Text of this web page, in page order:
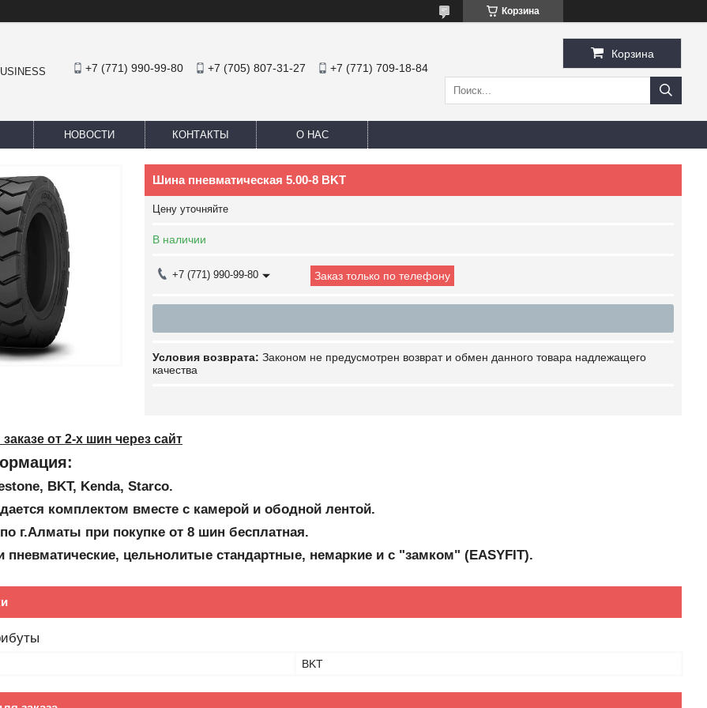
Корзина
+7 (771) 990-99-80 +7 (705) 807-31-27 +7 (771) 709-18-84
Корзина
НОВОСТИ КОНТАКТЫ О НАС
Шина пневматическая 5.00-8 BKT
Цену уточняйте
В наличии
+7 (771) 990-99-80 Заказ только по телефону
Законом не предусмотрен возврат и обмен данного товара надлежащего
качества
от 2-х шин через сайт
BKT, Kenda, Starco.
комплектом вместе с камерой и ободной лентой.
г.Алматы при покупке от 8 шин бесплатная.
пневматические, цельнолитые стандартные, немаркие и с "замком" (EASYFIT).
BKT